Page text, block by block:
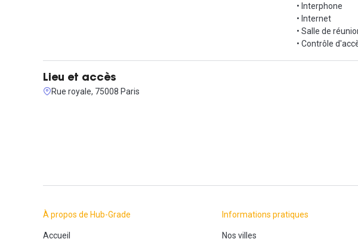
• Interphone
• Internet
• Salle de
• Contrôle
Lieu et accès
Rue royale, 75008 Paris
À propos de Hub-Grade
Accueil
Informations pratiques
Nos villes